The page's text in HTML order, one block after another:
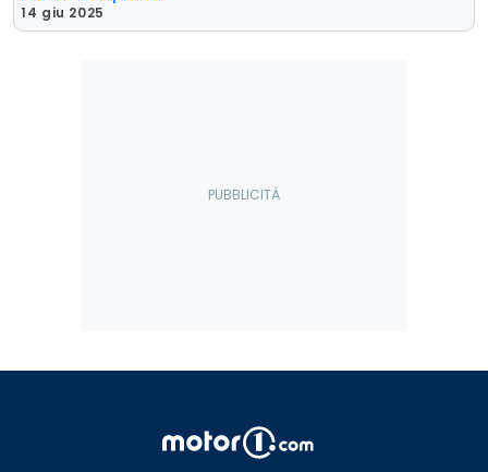
14 giu 2025